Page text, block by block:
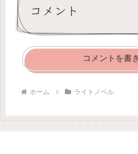
コメント
コメントを書
ホーム ライトノベル